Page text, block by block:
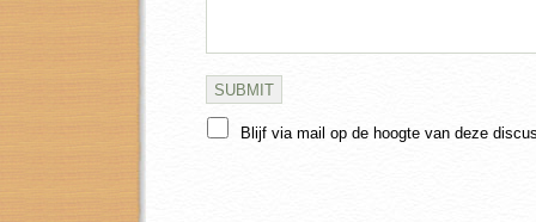
Blijf via mail op de hoogte van deze